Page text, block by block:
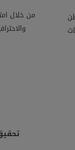
من خلال